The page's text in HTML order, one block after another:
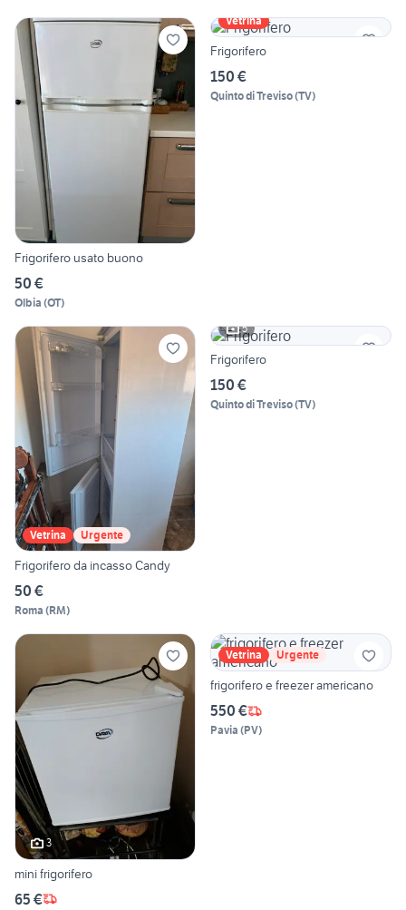
Frigorifero usato buono
50 €
Olbia (OT)
Vetrina
Frigorifero
150 €
Quinto di Treviso(TV)
Vetrina Urgente
Frigorifero da incasso Candy
50 €
Roma (RM)
5
Frigorifero
150 €
Quinto di Treviso(TV)
3
mini frigorifero
65 €
Vetrina Urgente
frigorifero e freezer americano
550 €
Pavia (PV)